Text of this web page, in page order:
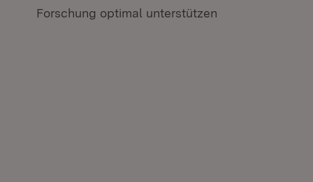
Forschung optimal unterstützen